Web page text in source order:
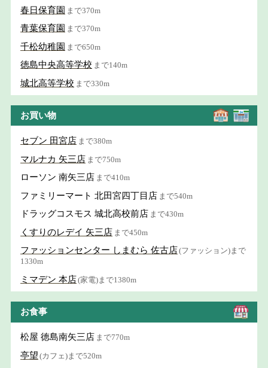
春日保育園 まで370m
青葉保育園 まで370m
千松幼稚園 まで650m
徳島中央高等学校 まで140m
城北高等学校 まで330m
お買い物
セブン 田宮店 まで380m
マルナカ 矢三店 まで750m
ローソン 南矢三店 まで410m
ファミリーマート 北田宮四丁目店 まで540m
ドラッグコスモス 城北高校前店 まで430m
くすりのレデイ 矢三店 まで450m
ファッションセンター しまむら 佐古店(ファッション)まで
1330m
ミマデン 本店(家電)まで1380m
お食事
松屋 徳島南矢三店 まで770m
亭望 (カフェ)まで520m